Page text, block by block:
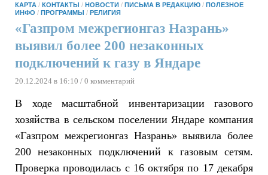
КАРТА / КОНТАКТЫ / НОВОСТИ / ПИСЬМА В РЕДАКЦИЮ / ПОЛЕЗНОЕ
ИНФО / ПРОГРАММЫ / РЕЛИГИЯ
«Газпром межрегионгаз Назрань»
выявил более 200 незаконных
подключений к газу в Яндаре
20.12.2024 в 16:10 / 0 комментарий
В ходе масштабной инвентаризации газового
хозяйства в сельском поселении Яндаре компания
«Газпром межрегионгаз Назрань» выявила более
200 незаконных подключений к газовым сетям.
Проверка проводилась с 16 октября по 17 декабря